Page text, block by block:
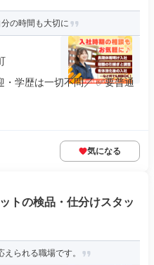
の時間も大切に
学歴は一切不問／ ✅要普通
気になる
トの検品・仕分けスタッ
られる職場です。